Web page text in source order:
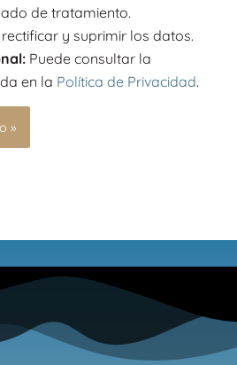
de tratamiento.
y suprimir los datos.
Puede consultar la
en la Política de Privacidad.